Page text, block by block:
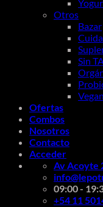
Otros
Bazar
Sin
Ofertas
Combos
Nosotros
Contacto
Acceder
Av Acoyte
09:00 -
+54 11